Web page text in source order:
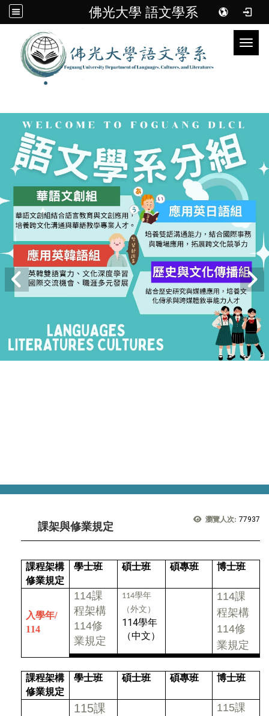
佛光大學 語文學系
瀏覽人次: 77937
課架與修業規定
課程架構
修業規定
學士班 碩士班 碩專班 博士班
入學年/
114
114課
程架構
114修
業規定
114學年
（外文）
114學年
（中文）
114課
程架構
114修
業規定
課程架構
修業規定
學士班 碩士班 碩專班 博士班
115課
115課